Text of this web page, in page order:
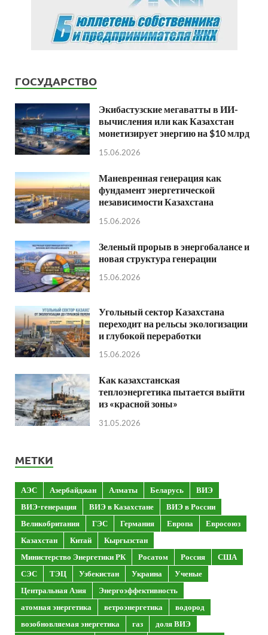
ГОСУДАРСТВО
Экибастузские мегаватты в ИИ-
вычисления или как Казахстан
монетизирует энергию на $10 млрд
15.06.2026
Маневренная генерация как
фундамент энергетической
независимости Казахстана
15.06.2026
Зеленый прорыв в энергобалансе и
новая структура генерации
15.06.2026
Угольный сектор Казахстана
переходит на рельсы экологизации
и глубокой переработки
15.06.2026
Как казахстанская
теплоэнергетика пытается выйти
из «красной зоны»
31.05.2026
МЕТКИ
АЭС Азербайджан Алматы Беларусь
ВИЭ
ВИЭ-генерация
ВИЭ в Казахстане
ВИЭ в России
Великобритания
ГЭС Германия Европа
Евросоюз
Казахстан
Китай
Кыргызстан
Министерство Энергетики РК
Росатом Россия
США
СЭС
ТЭЦ Узбекистан Украина
Ученые
Центральная Азия
Энергоэффективность
атомная энергетика
ветроэнергетика
водород
возобновляемая энергетика
газ
доля ВИЭ